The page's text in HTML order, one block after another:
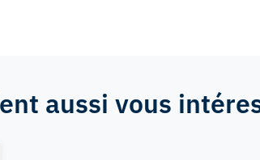
aussi vous